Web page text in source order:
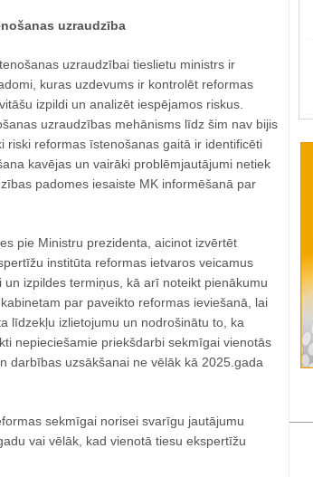
uzraudzība
uzraudzībai tieslietu ministrs ir
kuras uzdevums ir kontrolēt reformas
izpildi un analizēt iespējamos riskus.
uzraudzības mehānisms līdz šim nav bijis
riski reformas īstenošanas gaitā ir identificēti
kavējas un vairāki problēmjautājumi netiek
padomes iesaiste MK informēšanā par
pie Ministru prezidenta, aicinot izvērtēt
institūta reformas ietvaros veicamus
izpildes termiņus, kā arī noteikt pienākumu
par paveikto reformas ieviešanā, lai
līdzekļu izlietojumu un nodrošinātu to, ka
nepieciešamie priekšdarbi sekmīgai vienotās
darbības uzsākšanai ne vēlāk kā 2025.gada
sekmīgai norisei svarīgu jautājumu
vai vēlāk, kad vienotā tiesu ekspertīžu